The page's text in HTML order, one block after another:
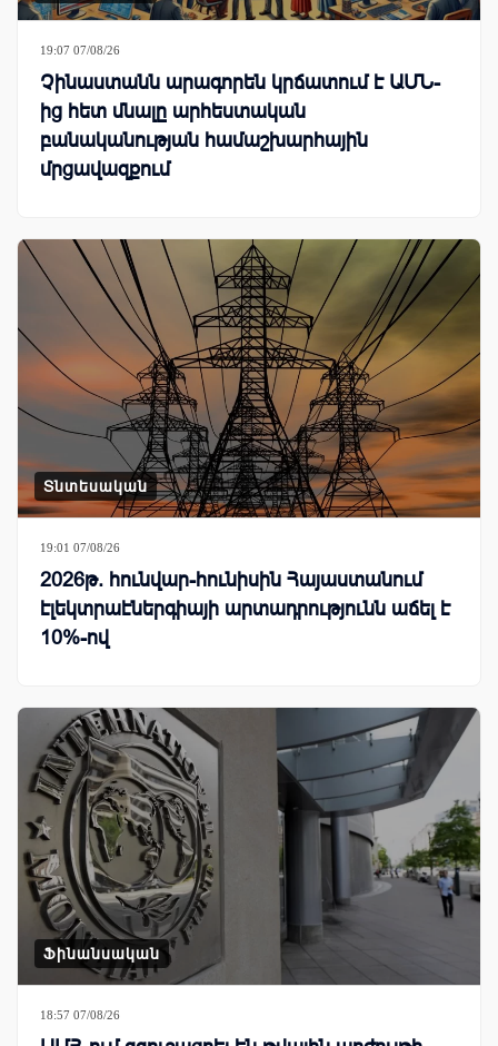
19:07 07/08/26
Չինաստանն արագորեն կրճատում է ԱՄՆ-
ից հետ մնալը արհեստական
բանականության համաշխարհային
մրցավազքում
Տնտեսական
19:01 07/08/26
2026թ. հունվար-հունիսին Հայաստանում
էլեկտրաէներգիայի արտադրությունն աճել է
10%-ով
Ֆինանսական
18:57 07/08/26